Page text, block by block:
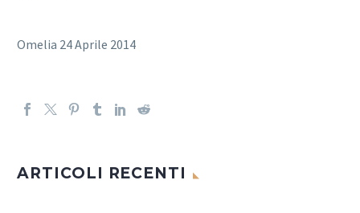
Omelia 24 Aprile 2014
ARTICOLI RECENTI